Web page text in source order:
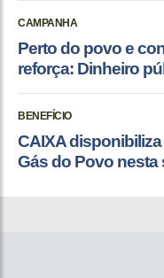
CAMPANHA
Perto do povo e
reforça: Dinheiro
BENEFÍCIO
CAIXA
Gás do Povo nesta